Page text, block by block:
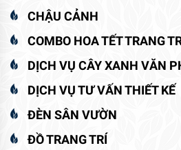
CHẬU CẢNH
COMBO HOA TẾT TRANG
DỊCH VỤ CÂY XANH VĂN
DỊCH VỤ TƯ VẤN THIẾT KẾ
ĐÈN SÂN VƯỜN
ĐỒ TRANG TRÍ